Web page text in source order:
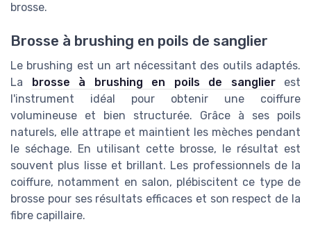
brosse.
Brosse à brushing en poils de sanglier
Le brushing est un art nécessitant des outils adaptés.
La
brosse à brushing en poils de sanglierest
l'instrument idéal pour obtenir une coiffure
volumineuse et bien structurée. Grâce à ses poils
naturels, elle attrape et maintient les mèches pendant
le séchage. En utilisant cette brosse, le résultat est
souvent plus lisse et brillant. Les professionnels de la
coiffure, notamment en salon, plébiscitent ce type de
brosse pour ses résultats efficaces et son respect de la
fibre capillaire.